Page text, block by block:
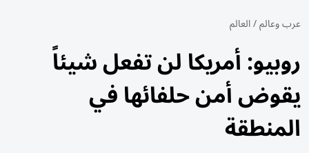
عرب وعالم/العالم
روبيو: أمريكا لن تفعل شيئاً
يقوض أمن حلفائها في
المنطقة